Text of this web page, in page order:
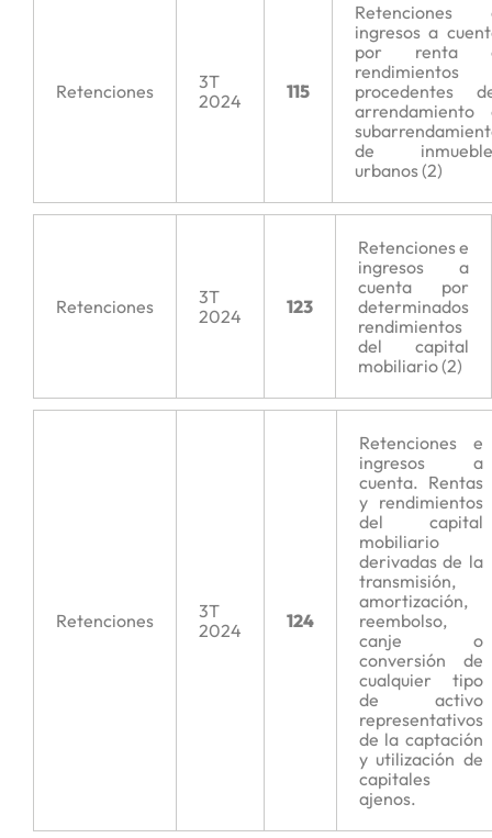
Retenciones
3T
2024
115
Retenciones
ingresos a
por renta
rendimientos
procedentes
arrendamiento
de
urbanos (2)
Retenciones
3T
2024
123
Retenciones e
ingresos a
cuenta por
determinados
rendimientos
del capital
mobiliario (2)
Retenciones
3T
2024
124
Retenciones e
ingresos a
cuenta. Rentas
y rendimientos
del capital
mobiliario
derivadas de la
transmisión,
amortización,
reembolso,
canje o
conversión de
cualquier tipo
de activo
representativos
de la captación
y utilización de
capitales
ajenos.